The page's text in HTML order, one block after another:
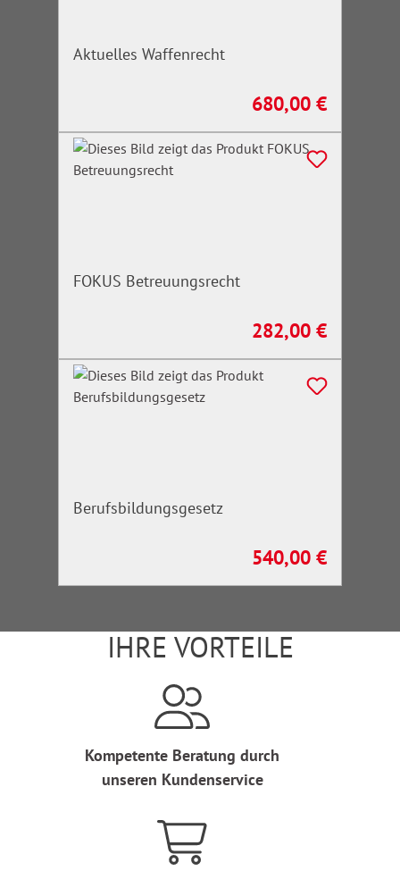
Aktuelles Waffenrecht
Regulärer Preis:
680,00 €
FOKUS Betreuungsrecht
Regulärer Preis:
282,00 €
Berufsbildungsgesetz
Regulärer Preis:
540,00 €
IHRE VORTEILE
Kompetente Beratung durch
unseren Kundenservice